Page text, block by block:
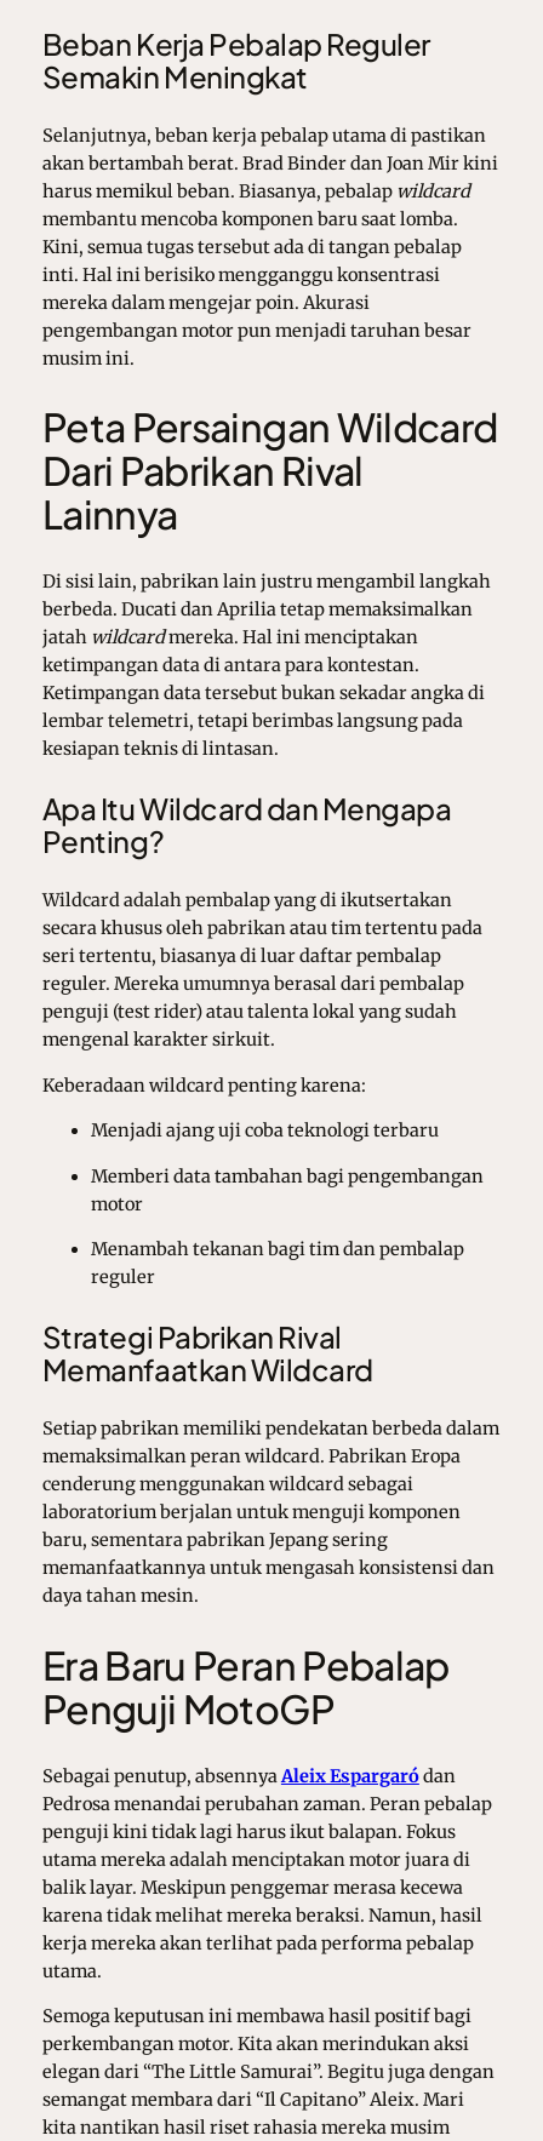
Beban Kerja Pebalap Reguler
Semakin Meningkat
Selanjutnya, beban kerja pebalap utama di pastikan
akan bertambah berat. Brad Binder dan Joan Mir kini
harus memikul beban. Biasanya, pebalap wildcard
membantu mencoba komponen baru saat lomba.
Kini, semua tugas tersebut ada di tangan pebalap
inti. Hal ini berisiko mengganggu konsentrasi
mereka dalam mengejar poin. Akurasi
pengembangan motor pun menjadi taruhan besar
musim ini.
Peta Persaingan Wildcard
Dari Pabrikan Rival
Lainnya
Di sisi lain, pabrikan lain justru mengambil langkah
berbeda. Ducati dan Aprilia tetap memaksimalkan
jatah wildcardmereka. Hal ini menciptakan
ketimpangan data di antara para kontestan.
Ketimpangan data tersebut bukan sekadar angka di
lembar telemetri, tetapi berimbas langsung pada
kesiapan teknis di lintasan.
Apa Itu Wildcard dan Mengapa
Penting?
Wildcard adalah pembalap yang di ikutsertakan
secara khusus oleh pabrikan atau tim tertentu pada
seri tertentu, biasanya di luar daftar pembalap
reguler. Mereka umumnya berasal dari pembalap
penguji (test rider) atau talenta lokal yang sudah
mengenal karakter sirkuit.
Keberadaan wildcard penting karena:
Menjadi ajang uji coba teknologi terbaru
Memberi data tambahan bagi pengembangan
motor
Menambah tekanan bagi tim dan pembalap
reguler
Strategi Pabrikan Rival
Memanfaatkan Wildcard
Setiap pabrikan memiliki pendekatan berbeda dalam
memaksimalkan peran wildcard. Pabrikan Eropa
cenderung menggunakan wildcard sebagai
laboratorium berjalan untuk menguji komponen
baru, sementara pabrikan Jepang sering
memanfaatkannya untuk mengasah konsistensi dan
daya tahan mesin.
Era Baru Peran Pebalap
Penguji MotoGP
Sebagai penutup, absennya Aleix Espargaródan
Pedrosa menandai perubahan zaman. Peran pebalap
penguji kini tidak lagi harus ikut balapan. Fokus
utama mereka adalah menciptakan motor juara di
balik layar. Meskipun penggemar merasa kecewa
karena tidak melihat mereka beraksi. Namun, hasil
kerja mereka akan terlihat pada performa pebalap
utama.
Semoga keputusan ini membawa hasil positif bagi
perkembangan motor. Kita akan merindukan aksi
elegan dari “The Little Samurai”. Begitu juga dengan
semangat membara dari “Il Capitano” Aleix. Mari
kita nantikan hasil riset rahasia mereka musim